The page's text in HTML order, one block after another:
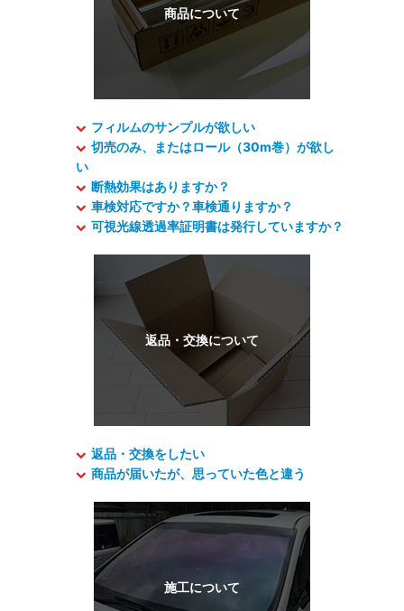
フィルムのサンプルが欲しい
切売のみ、またはロール（30m巻）が欲し
い
断熱効果はありますか？
車検対応ですか？車検通りますか？
可視光線透過率証明書は発行していますか？
返品・交換をしたい
商品が届いたが、思っていた色と違う